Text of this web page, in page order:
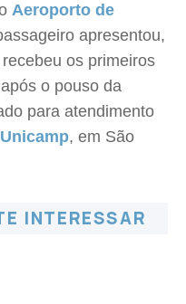
Aeroporto de
apresentou,
os primeiros
o pouso da
para atendimento
Unicamp, em São
INTERESSAR